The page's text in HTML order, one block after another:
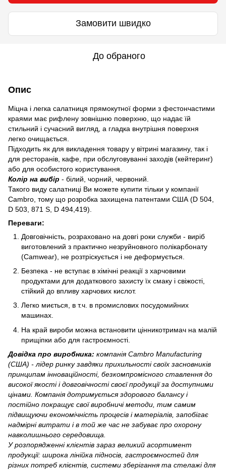
Замовити швидко
До обраного
Опис
Міцна і легка салатниця прямокутної форми з фестончастими
краями має рифлену зовнішню поверхню, що надає їй
стильний і сучасний вигляд, а гладка внутрішня поверхня
легко очищається.
Підходить як для викладення товару у вітрині магазину, так і
для ресторанів, кафе, при обслуговуванні заходів (кейтеринг)
або для особистого користування.
Колір на вибір - білий, чорний, червоний.
Такого виду салатниці Ви можете купити тільки у компанії
Cambro, тому що розробка захищена патентами США (D 504,
D 503, 871 S, D 494,419).
Переваги:
Довговічність, розраховано на довгі роки служби - виріб
виготовлений з практично незруйновного полікарбонату
(Camwear), не розтріскується і не деформується.
Безпека - не вступає в хімічні реакції з харчовими
продуктами для додаткового захисту їх смаку і свіжості,
стійкий до впливу харчових кислот.
Легко миється, в т.ч. в промислових посудомийних
машинах.
На край вироби можна встановити цінникотримач на малій
прищіпки або для гастроємності.
Довідка про виробника: компанія Cambro Manufacturing
(США) - лідер ринку завдяки прихильності своїх засновників
принципам інноваційності, безкомпромісного ставлення до
високої якості і довговічності своєї продукції за доступними
цінами. Компанія дотримується здорового балансу і
постійно покращує свої виробничі методи, тим самим
підвищуючи економічність процесів і матеріалів, запобігає
надмірні витрати і в той же час не забуває про охорону
навколишнього середовища.
У розпорядженні клієнтів зараз великий асортимент
продукції: широка лінійка підносів, гастроємностей для
різних потреб клієнтів, системи зберігання та стелажі для